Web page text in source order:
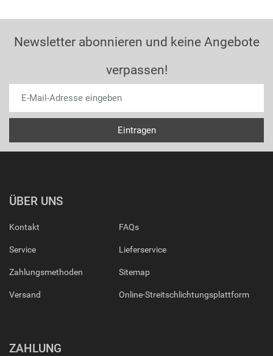
Newsletter abonnieren und keine Angebote
verpassen!
ÜBER UNS
Kontakt
Service
Zahlungsmethoden
Versand
FAQs
Lieferservice
Sitemap
Online-Streitschlichtungsplattform
ZAHLUNG